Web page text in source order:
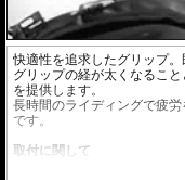
快適性を追求したグリップ
グリップの経が太くなるこ
を提供します。
長時間のライディングで疲
です。
取付に関して